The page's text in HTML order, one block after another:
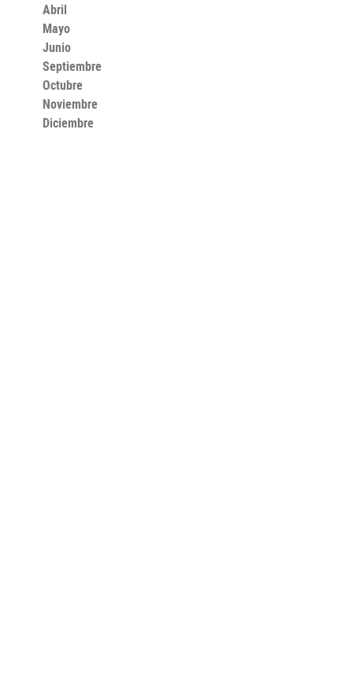
Abril
Mayo
Junio
Septiembre
Octubre
Noviembre
Diciembre